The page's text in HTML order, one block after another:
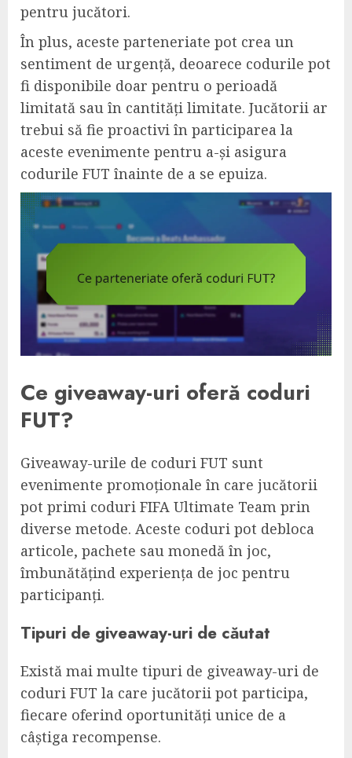
pentru jucători.
În plus, aceste parteneriate pot crea un
sentiment de urgență, deoarece codurile pot
fi disponibile doar pentru o perioadă
limitată sau în cantități limitate. Jucătorii ar
trebui să fie proactivi în participarea la
aceste evenimente pentru a-și asigura
codurile FUT înainte de a se epuiza.
Ce giveaway-uri oferă coduri
FUT?
Giveaway-urile de coduri FUT sunt
evenimente promoționale în care jucătorii
pot primi coduri FIFA Ultimate Team prin
diverse metode. Aceste coduri pot debloca
articole, pachete sau monedă în joc,
îmbunătățind experiența de joc pentru
participanți.
Tipuri de giveaway-uri de căutat
Există mai multe tipuri de giveaway-uri de
coduri FUT la care jucătorii pot participa,
fiecare oferind oportunități unice de a
câștiga recompense.